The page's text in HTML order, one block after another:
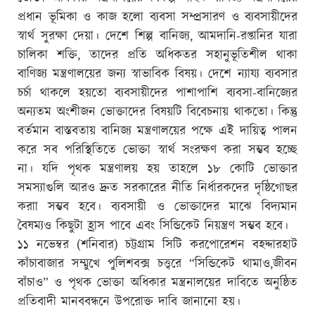
প্রধান ভূমিকা ও কাজ হলো ব্যবসা সম্প্রসারণ ও ব্যবসায়ীদের
স্বার্থ সুরক্ষা দেয়া। দেশে শিল্প বানিজ্য, আমদানি-রপ্তানির যারা
চালিকা শক্তি, তাদের প্রতি অধিকতর সহানুভূতিশীল থাকা
বাণিজ্য মন্ত্রণালয়ের জন্য স্বাভাবিক বিষয়। দেশে ন্যায্য ব্যবসার
চর্চা থাকলে হয়তো ব্যবসায়ীদের পাশাপাশি ব্যবসা-বানিজ্যের
অন্যতম অংশীজন ভোক্তাদের বিষয়টি বিবেচনায় থাকতো। কিন্তু
বর্তমান বাস্তবতায় বানিজ্য মন্ত্রণালয়ের পক্ষে এই দায়িত্ব পালন
করে সব পরিস্থিতিতে ভোক্তা স্বার্থ সংরক্ষণ করা সম্ভব হচ্ছে
না। যদি পৃথক মন্ত্রণালয় হয় তাহলে ১৮ কোটি ভোক্তার
সমস্যাগুলি আরও দ্রুত সরকারের নীতি নির্ধারকদের দৃষ্ঠিগোছর
করাা সম্ভব হবে। ব্যবসায়ী ও ভোক্তাদের মাঝে বিদ্যমান
বৈষম্যও কিছুটা হ্রাস পাবে এবং সিন্ডিকেট নিয়ন্ত্রণ সম্ভব হবে।
১১ নভেম্বর (শনিবার) চট্টগ্রাম সিটি করপোরেশন বহদ্দারহাট
কাঁচাবাজার সম্মুখে পুলিশবক্স চত্ত্বরে “সিন্ডিকেট থামাও,জীবন
বাঁচাও” ও পৃথক ভোক্তা অধিকার মন্ত্রনালয়ের দাবিতে অনুষ্ঠিত
প্রতিবাদী মানববন্ধনে উপরোক্ত দাবি জানানো হয়।